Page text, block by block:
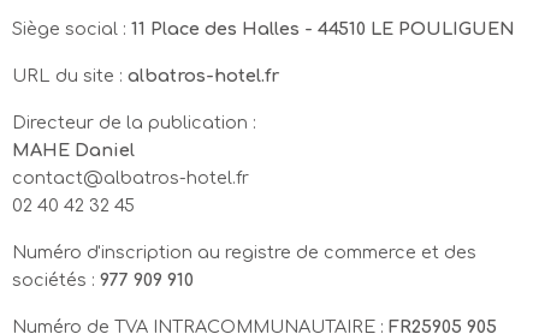
Siège social : 11 Place des Halles - 44510 LE POULIGUEN
URL du site : albatros-hotel.fr
Directeur de la publication :
MAHE Daniel
contact@albatros-hotel.fr
02 40 42 32 45
Numéro d'inscription au registre de commerce et des
sociétés : 977 909 910
Numéro de TVA INTRACOMMUNAUTAIRE : FR25905 905